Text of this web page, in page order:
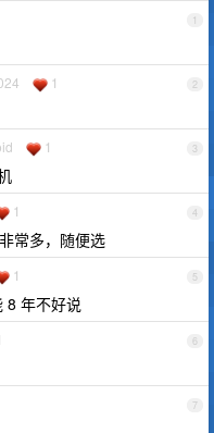
1
2
1
3
1
4
1
常多，随便选
5
1
8 年不好说
6
7